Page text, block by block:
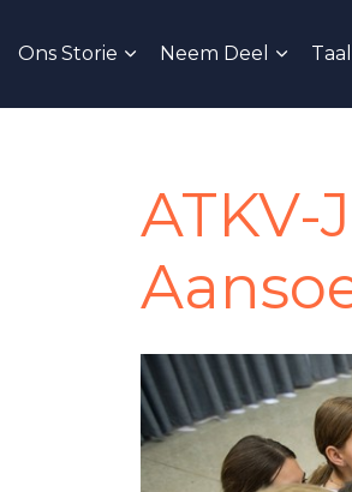
Ons Storie
Neem Deel
ATKV-